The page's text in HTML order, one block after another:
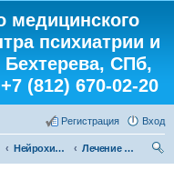
медицинского
психиатрии и
СПб,
(812) 670-02-20
Вход
Регистрация
Нейрохирург
Лечение экстрапирамидной паталогии